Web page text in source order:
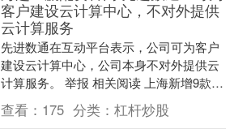
客户建设云计算中心，不对外提供
云计算服务
先进数通在互动平台表示，公司可为客户
建设云计算中心，公司本身不对外提供云
计算服务。 举报 相关阅读 上海新增9款已
完成登记的生成式人工智能服务 上海新增
9款已完....
查看： 175 分类： 杠杆炒股